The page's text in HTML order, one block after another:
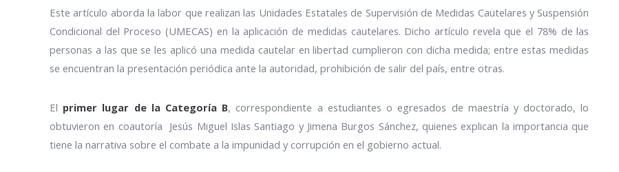
Este artículo aborda la labor que realizan las Unidades Estatales de Supervisión de Medidas Cautelares y Suspensión
Condicional del Proceso (UMECAS) en la aplicación de medidas cautelares. Dicho artículo revela que el 78% de las
personas a las que se les aplicó una medida cautelar en libertad cumplieron con dicha medida; entre estas medidas
se encuentran la presentación periódica ante la autoridad, prohibición de salir del país, entre otras.
El primer lugar de la Categoría B, correspondiente a estudiantes o egresados de maestría y doctorado, lo
obtuvieron en coautoría Jesús Miguel Islas Santiago y Jimena Burgos Sánchez, quienes explican la importancia que
tiene la narrativa sobre el combate a la impunidad y corrupción en el gobierno actual.